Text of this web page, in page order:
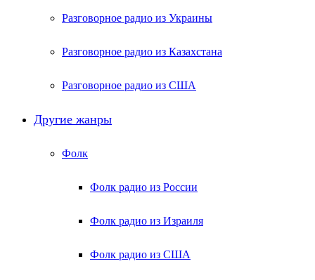
Разговорное радио из Украины
Разговорное радио из Казахстана
Разговорное радио из США
Другие жанры
Фолк
Фолк радио из России
Фолк радио из Израиля
Фолк радио из США